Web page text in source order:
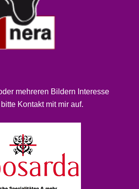
mehreren Bildern Interesse
Kontaktmit mir auf.